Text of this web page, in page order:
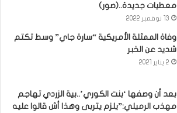
معطيات جديدة..(صور)
13 نوفمبر 2022
وفاة الممثلة الأمريكية “سارة جاي” وسط تكتم
شديد عن الخبر
2 يناير 2021
بعد أن وصفها ‘بنت الكوري’..بية الزردي تهاجم
مهذب الرميلي:”يلزم يتربى وهذا أش قالوا عليه